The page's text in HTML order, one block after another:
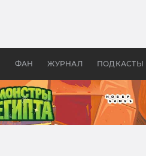
ФАН ЖУРНАЛ ПОДКАСТЫ
бы «Властелина колец»